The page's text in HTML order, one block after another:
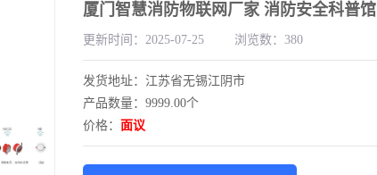
厦门智慧消防物联网厂家 消防安全科普馆
更新时间：2025-07-25 浏览数：380
发货地址：江苏省无锡江阴市
产品数量：9999.00个
价格： 面议